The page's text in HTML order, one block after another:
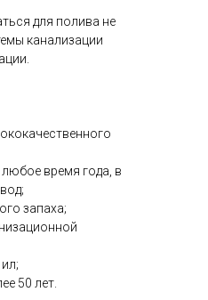
для полива не
канализации
время года, в
запаха;
50 лет.